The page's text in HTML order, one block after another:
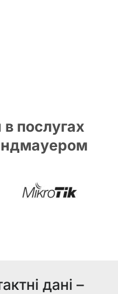
послугах
дані –